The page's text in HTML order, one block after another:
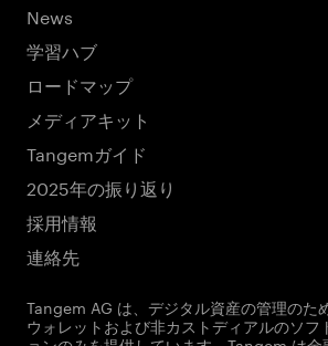
News
学習ハブ
ロードマップ
メディアキット
Tangemガイド
2025年の振り返り
採用情報
連絡先
Tangem AG は、デジタル資産の管理のた
ウォレットおよび非カストディアルのソフ